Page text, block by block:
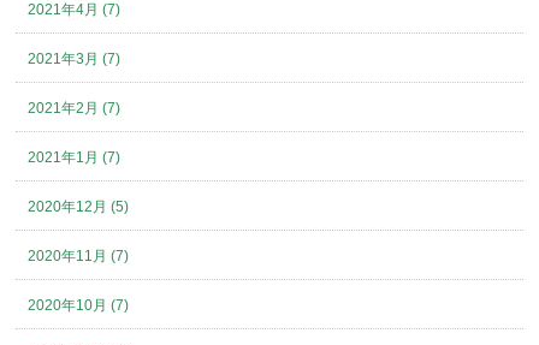
2021年4月 (7)
2021年3月 (7)
2021年2月 (7)
2021年1月 (7)
2020年12月 (5)
2020年11月 (7)
2020年10月 (7)